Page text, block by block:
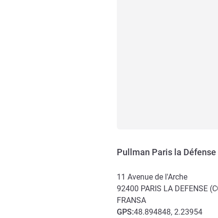
Pullman Paris la Défense
11 Avenue de l'Arche
92400 PARIS LA DEFENSE
FRANSA
GPS:48.894848, 2.23954